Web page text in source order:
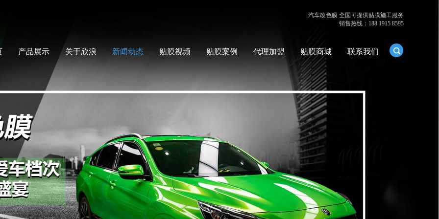
汽车改色膜 全国可提供贴膜施工服务
销售热线：188 1915 8595
产品展示 关于欣浪 新闻动态 贴膜视频 贴膜案例 代理加盟 贴膜商城 联系我们